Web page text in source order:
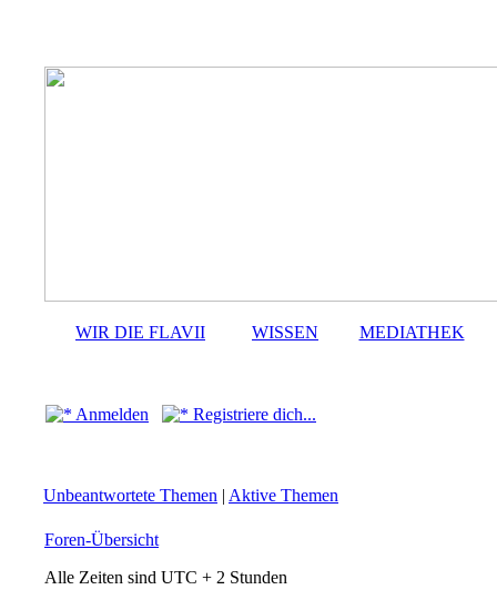
WIR DIE FLAVII WISSEN MEDIATHEK
Anmelden Registriere dich...
Unbeantwortete Themen | Aktive Themen
Foren-Übersicht
Alle Zeiten sind UTC + 2 Stunden